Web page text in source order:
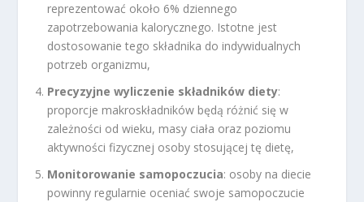
reprezentować około 6% dziennego
zapotrzebowania kalorycznego. Istotne jest
dostosowanie tego składnika do indywidualnych
potrzeb organizmu,
Precyzyjne wyliczenie składników diety:
proporcje makroskładników będą różnić się w
zależności od wieku, masy ciała oraz poziomu
aktywności fizycznej osoby stosującej tę dietę,
Monitorowanie samopoczucia: osoby na diecie
powinny regularnie oceniać swoje samopoczucie